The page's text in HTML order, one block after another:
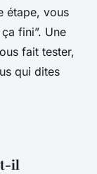
étape, vous
fini”. Une
fait tester,
qui dites
il